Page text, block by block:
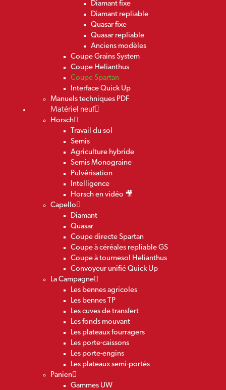
Diamant fixe
Diamant repliable
Quasar fixe
Quasar repliable
Anciens modèles
Coupe Grains System
Coupe Helianthus
Coupe Spartan
Interface Quick Up
Manuels techniques PDF
Matériel neuf
Horsch
Travail du sol
Semis
Agriculture hybride
Semis Monograine
Pulvérisation
Intelligence
Horsch en vidéo 🎥
Capello
Diamant
Quasar
Coupe directe Spartan
Coupe à céréales repliable GS
Coupe à tournesol Helianthus
Convoyeur unifié Quick Up
La Campagne
Les bennes agricoles
Les bennes TP
Les cuves de transfert
Les fonds mouvant
Les plateaux fourragers
Les porte-caissons
Les porte-engins
Les plateaux semi-portés
Panien
Gammes UW